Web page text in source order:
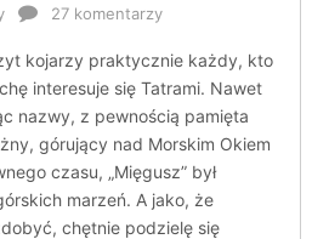
27 komentarzy
kojarzy praktycznie każdy, kto
interesuje się Tatrami. Nawet
nazwy, z pewnością pamięta
górujący nad Morskim Okiem
czasu, „Mięgusz” był
marzeń. A jako, że
chętnie podzielę się